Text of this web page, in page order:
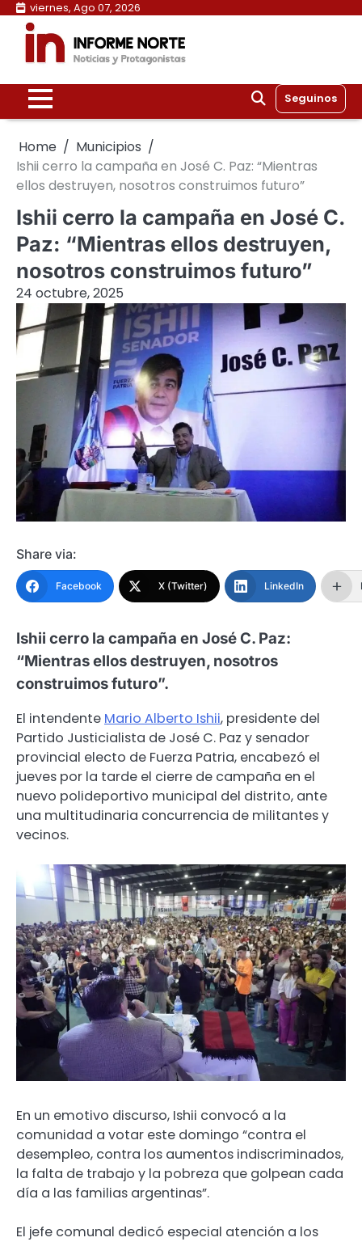
Skip
content
viernes, Ago 07, 2026
Seguinos
Home
Municipios
Ishii cerro la campaña en José C. Paz: “Mientras
ellos destruyen, nosotros construimos futuro”
Ishii cerro la campaña en José C.
Paz: “Mientras ellos destruyen,
nosotros construimos futuro”
24 octubre, 2025
Share via:
Facebook X (Twitter) LinkedIn
Ishii cerro la campaña en José C. Paz:
“Mientras ellos destruyen, nosotros
construimos futuro”.
El intendente Mario Alberto Ishii, presidente del
Partido Justicialista de José C. Paz y senador
provincial electo de Fuerza Patria, encabezó el
jueves por la tarde el cierre de campaña en el
nuevo polideportivo municipal del distrito, ante
una multitudinaria concurrencia de militantes y
vecinos.
En un emotivo discurso, Ishii convocó a la
comunidad a votar este domingo “contra el
desempleo, contra los aumentos indiscriminados,
la falta de trabajo y la pobreza que golpean cada
día a las familias argentinas”.
El jefe comunal dedicó especial atención a los